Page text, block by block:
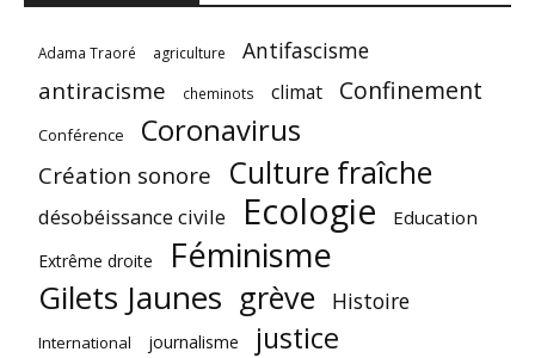
Adama Traoré agriculture Antifascisme
antiracisme cheminots climat Confinement
Conférence Coronavirus
Création sonore Culture fraîche
désobéissance civile Ecologie Education
Extrême droite Féminisme
Gilets Jaunes grève Histoire
International journalisme justice